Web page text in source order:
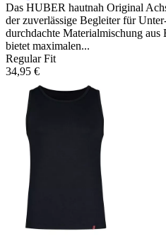
Das HUBER hautnah Original
der zuverlässige Begleiter für
durchdachte Materialmischung
bietet maximalen...
Regular Fit
34,95 €